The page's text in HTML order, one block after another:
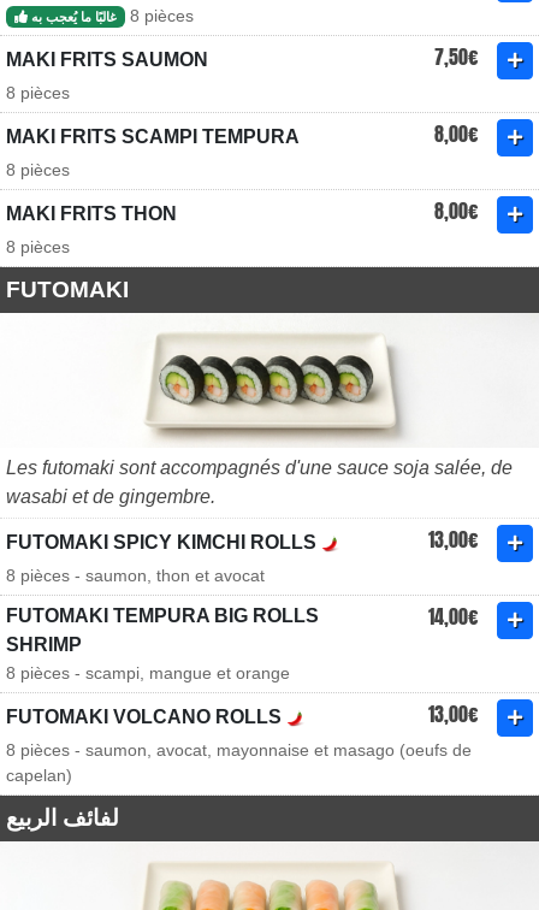
غالبًا ما يُعجب به 8 pièces
MAKI FRITS SAUMON 7,50€
8 pièces
MAKI FRITS SCAMPI TEMPURA 8,00€
8 pièces
MAKI FRITS THON 8,00€
8 pièces
FUTOMAKI
Les futomaki sont accompagnés d'une sauce soja salée, de
wasabi et de gingembre.
FUTOMAKI SPICY KIMCHI ROLLS 13,00€
8 pièces - saumon, thon et avocat
FUTOMAKI TEMPURA BIG ROLLS
SHRIMP
14,00€
8 pièces - scampi, mangue et orange
FUTOMAKI VOLCANO ROLLS 13,00€
8 pièces - saumon, avocat, mayonnaise et masago (oeufs de
capelan)
لفائف الربيع